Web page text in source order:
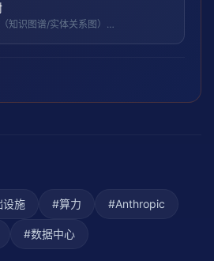
知识图谱/实体关系图）替
构、是否需要多跳推理。
设施 #算力 #Anthropic
#数据中心